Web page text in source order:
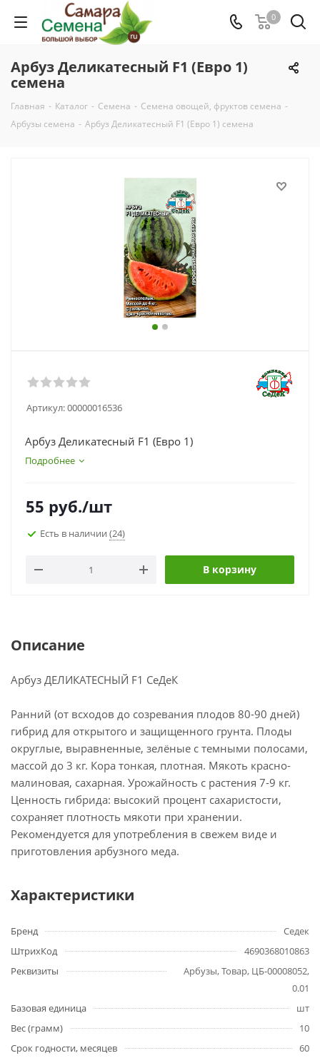
0
Арбуз Деликатесный F1 (Евро 1)
семена
Главная - Каталог - Семена - Семена овощей, фруктов семена -
Арбузы семена - Арбуз Деликатесный F1 (Евро 1) семена
Артикул:00000016536
Арбуз Деликатесный F1 (Евро 1)
Подробнее
55 руб./шт
Есть в наличии (24)
В корзину
Описание
Арбуз ДЕЛИКАТЕСНЫЙ F1 СеДеК
Ранний (от всходов до созревания плодов 80-90 дней)
гибрид для открытого и защищенного грунта. Плоды
округлые, выравненные, зелёные с темными полосами,
массой до 3 кг. Кора тонкая, плотная. Мякоть красно-
малиновая, сахарная. Урожайность с растения 7-9 кг.
Ценность гибрида: высокий процент сахаристости,
сохраняет плотность мякоти при хранении.
Рекомендуется для употребления в свежем виде и
приготовления арбузного меда.
Характеристики
Бренд
Седек
ШтрихКод
4690368010863
Реквизиты
Арбузы, Товар, ЦБ-00008052,
0.01
Базовая единица
шт
Вес (грамм)
10
Срок годности, месяцев
60